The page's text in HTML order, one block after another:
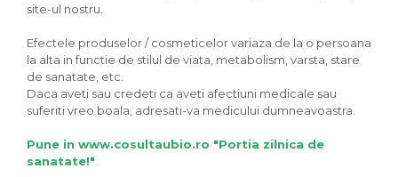
site-ul nostru.
Efectele produselor / cosmeticelor variaza de la o persoana
la alta in functie de stilul de viata, metabolism, varsta, stare
de sanatate, etc.
Daca aveti sau credeti ca aveti afectiuni medicale sau
suferiti vreo boala, adresati-va medicului dumneavoastra.
Pune in www.cosultaubio.ro "Portia zilnica de
sanatate!"